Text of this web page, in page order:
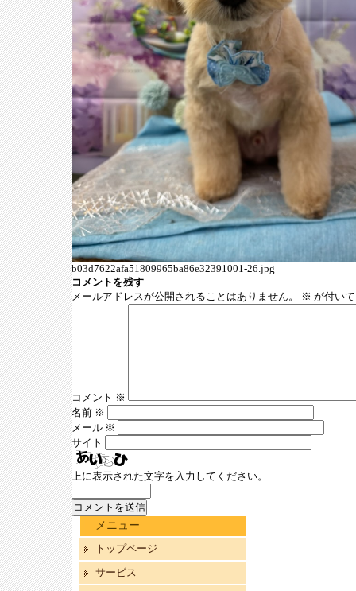
b03d7622afa51809965ba86e32391001-26.jpg
コメントを残す
メールアドレスが公開されることはありません。
※ が付い
コメント ※
名前 ※
メール ※
サイト
上に表示された文字を入力してください。
メニュー
トップページ
サービス